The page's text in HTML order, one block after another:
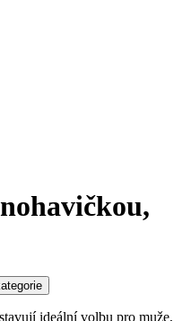
ideální volbu pro muže,